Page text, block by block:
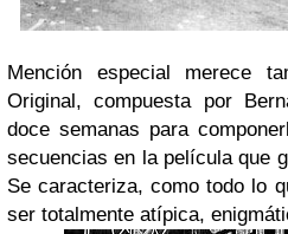
Mención especial merece
Original, compuesta por
doce semanas para
secuencias en la película que
Se caracteriza, como todo lo
ser totalmente atípica,